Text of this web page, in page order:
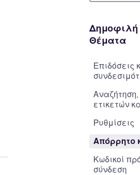
Δημοφιλή
Θέματα
Επιδόσεις
ετικετών
Ρυθμίσεις
Απόρρητο
Κωδικοί
σύνδεση